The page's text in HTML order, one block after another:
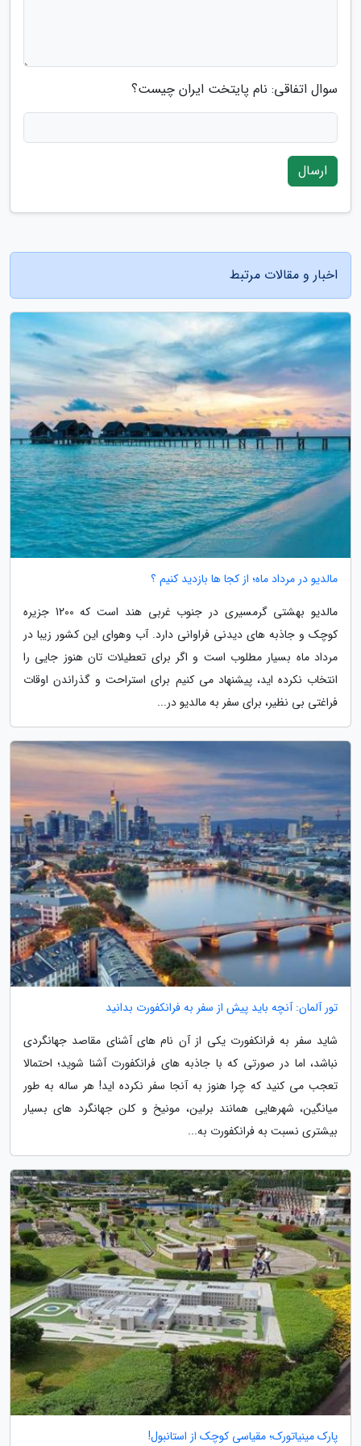
سوال اتفاقی: نام پایتخت ایران چیست؟
ارسال
اخبار و مقالات مرتبط
مالدیو در مرداد ماه؛ از کجا ها بازدید کنیم ؟
مالدیو بهشتی گرمسیری در جنوب غربی هند است که 1200 جزیره
کوچک و جاذبه های دیدنی فراوانی دارد. آب وهوای این کشور زیبا در
مرداد ماه بسیار مطلوب است و اگر برای تعطیلات تان هنوز جایی را
انتخاب نکرده اید، پیشنهاد می کنیم برای استراحت و گذراندن اوقات
فراغتی بی نظیر، برای سفر به مالدیو در...
تور آلمان: آنچه باید پیش از سفر به فرانکفورت بدانید
شاید سفر به فرانکفورت یکی از آن نام های آشنای مقاصد جهانگردی
نباشد، اما در صورتی که با جاذبه های فرانکفورت آشنا شوید؛ احتمالا
تعجب می کنید که چرا هنوز به آنجا سفر نکرده اید! هر ساله به طور
میانگین، شهرهایی همانند برلین، مونیخ و کلن جهانگرد های بسیار
بیشتری نسبت به فرانکفورت به...
پارک مینیاتورک؛ مقیاسی کوچک از استانبول!